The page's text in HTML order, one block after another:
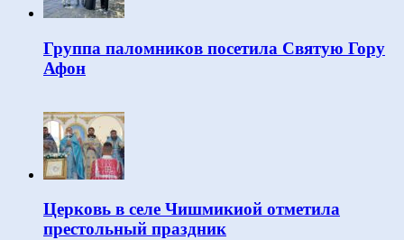
Группа паломников посетила Святую Гору
Афон
Церковь в селе Чишмикиой отметила
престольный праздник